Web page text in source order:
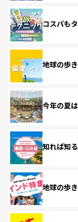
コスパも
地球の歩
今年の夏
知れば知
地球の歩